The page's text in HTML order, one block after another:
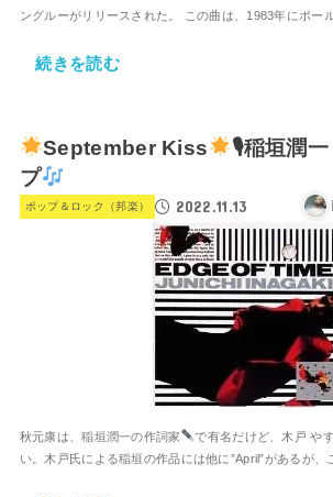
ングルーがリリースされた。 この曲は、1983年にポー
続きを読む
September Kiss
🎙稲垣潤
プ
ポップ＆ロック（邦楽） 2022.11.13
秋元康は、稲垣潤一の作詞家
で有名だけど、木戸 や
い。木戸氏による稲垣の作品には他に”April”があるが、